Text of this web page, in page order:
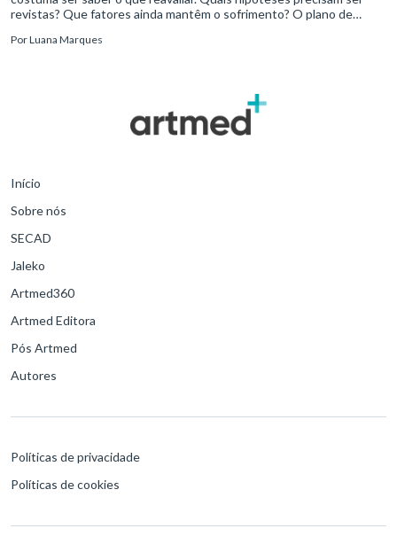
revistas? Que fatores ainda mantêm o sofrimento? O plano de
necessidades d
PorLuana Marques
Início
Sobre nós
SECAD
Jaleko
Artmed360
Artmed Editora
Pós Artmed
Autores
Políticas de privacidade
Políticas de cookies